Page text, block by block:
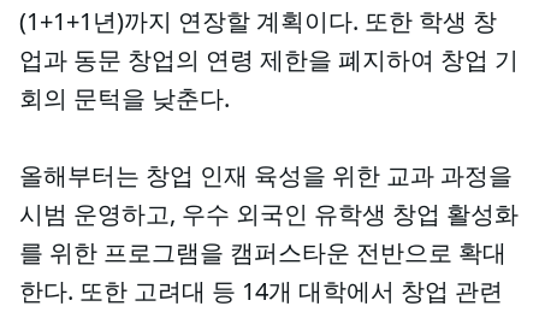
(1+1+1년)까지 연장할 계획이다. 또한 학생 창
업과 동문 창업의 연령 제한을 폐지하여 창업 기
회의 문턱을 낮춘다.
올해부터는 창업 인재 육성을 위한 교과 과정을
시범 운영하고, 우수 외국인 유학생 창업 활성화
를 위한 프로그램을 캠퍼스타운 전반으로 확대
한다. 또한 고려대 등 14개 대학에서 창업 관련